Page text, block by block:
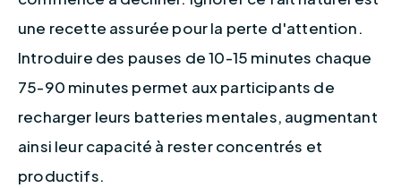
une recette assurée pour la perte d'attention.
Introduire des pauses de 10-15 minutes chaque
75-90 minutes permet aux participants de
recharger leurs batteries mentales, augmentant
ainsi leur capacité à rester concentrés et
productifs.